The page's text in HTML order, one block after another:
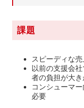
課題
スピーディな
以前の支援会
者の負担が大き
コンシューマ
必要